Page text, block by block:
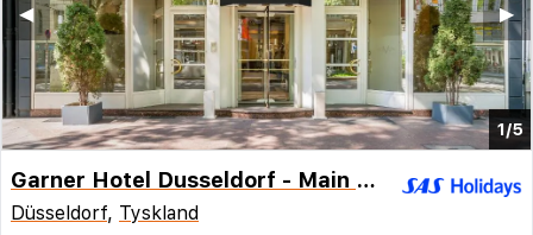
1/5
▶︎
◀︎
Garner Hotel Dusseldorf - Main Station by IHG
Düsseldorf, Tyskland